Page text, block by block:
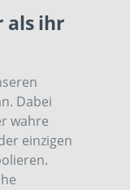
als ihr
Dabei
wahre
einzigen